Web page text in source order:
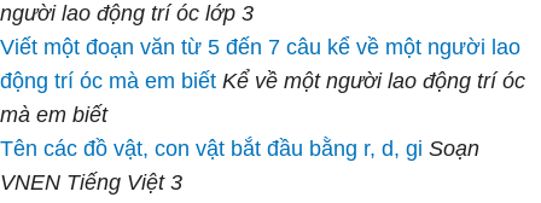
người lao động trí óc lớp 3
Viết một đoạn văn từ 5 đến 7 câu kể về một người lao
động trí óc mà em biết Kể về một người lao động trí óc
mà em biết
Tên các đồ vật, con vật bắt đầu bằng r, d, gi Soạn
VNEN Tiếng Việt 3